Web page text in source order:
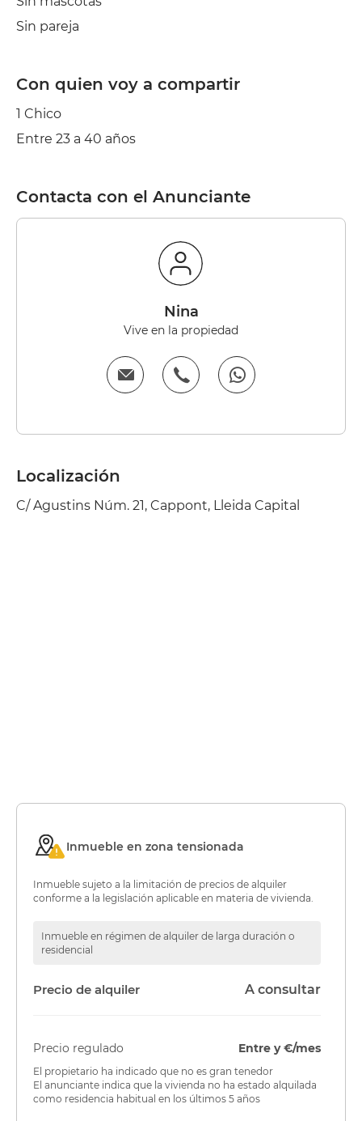
Sin pareja
Con quien voy a compartir
1 Chico
Entre 23 a 40 años
Contacta con el Anunciante
Nina
Vive en la propiedad
Localización
C/ Agustins Núm. 21, Cappont, Lleida Capital
Inmueble en zona tensionada
Inmueble sujeto a la limitación de precios de alquiler
conforme a la legislación aplicable en materia de vivienda.
Inmueble en régimen de alquiler de larga duración o
residencial
Precio de alquiler A consultar
Precio regulado Entre y €/mes
El propietario ha indicado que no es gran tenedor
El anunciante indica que la vivienda no ha estado alquilada
como residencia habitual en los últimos 5 años